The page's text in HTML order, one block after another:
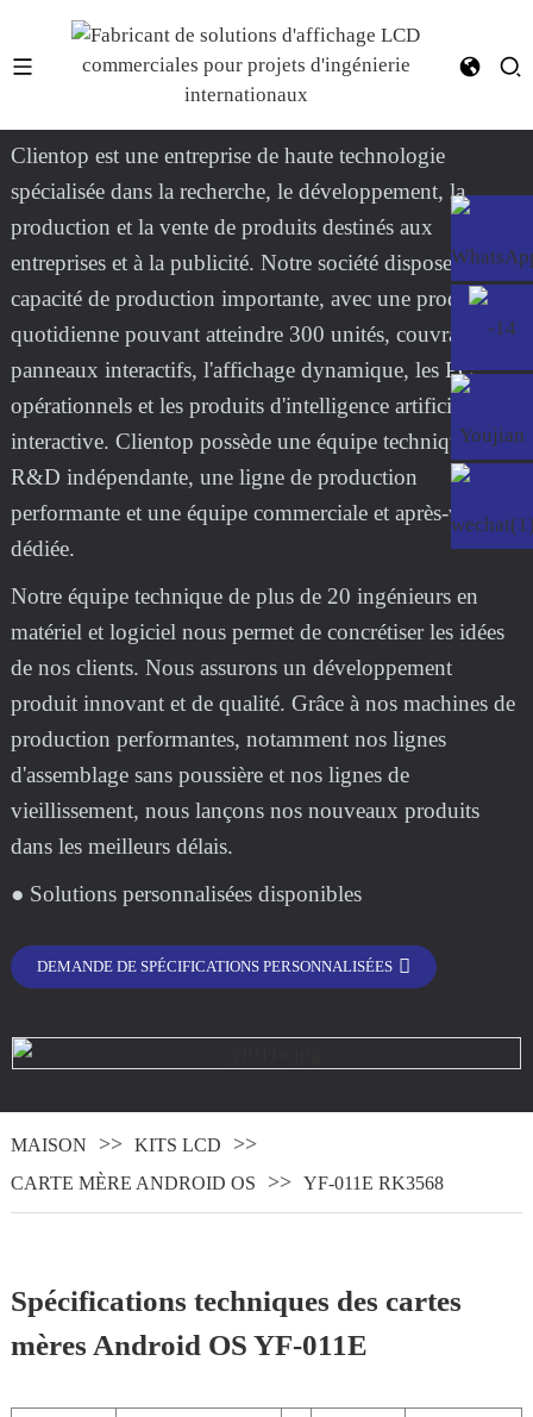
YF-011E RK3568
Clientop est une entreprise de haute technologie
spécialisée dans la recherche, le développement, la
production et la vente de produits destinés aux
entreprises et à la publicité. Notre société dispose d'une
capacité de production importante, avec une production
quotidienne pouvant atteindre 300 unités, couvrant les
panneaux interactifs, l'affichage dynamique, les PC
opérationnels et les produits d'intelligence artificielle
interactive. Clientop possède une équipe technique de
R&D indépendante, une ligne de production
performante et une équipe commerciale et après-vente
dédiée.
Notre équipe technique de plus de 20 ingénieurs en
matériel et logiciel nous permet de concrétiser les idées
de nos clients. Nous assurons un développement
produit innovant et de qualité. Grâce à nos machines de
production performantes, notamment nos lignes
d'assemblage sans poussière et nos lignes de
vieillissement, nous lançons nos nouveaux produits
dans les meilleurs délais.
● Solutions personnalisées disponibles
DEMANDE DE SPÉCIFICATIONS PERSONNALISÉES
MAISON
KITS LCD
CARTE MÈRE ANDROID OS
YF-011E RK3568
Spécifications techniques des cartes
mères Android OS YF-011E